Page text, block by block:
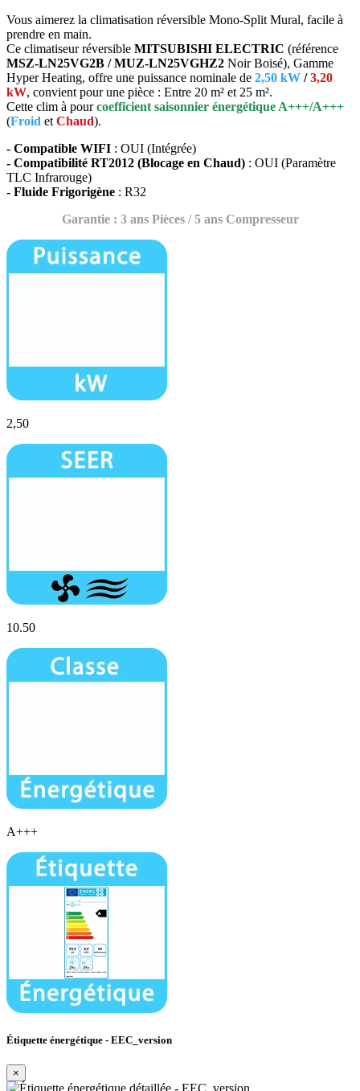
Vous aimerez la climatisation réversible Mono-Split Mural, facile à
prendre en main.
Ce climatiseur réversible MITSUBISHI ELECTRIC (référence
MSZ-LN25VG2B / MUZ-LN25VGHZ2 Noir Boisé), Gamme
Hyper Heating, offre une puissance nominale de 2,50 kW /3,20
kW, convient pour une pièce : Entre 20 m² et 25 m².
Cette clim à pourcoefficient saisonnier énergétique A+++/A+++
(Froid et Chaud).
- Compatible WIFI : OUI (Intégrée)
- Compatibilité RT2012 (Blocage en Chaud) : OUI (Paramètre
TLC Infrarouge)
- Fluide Frigorigène : R32
Garantie : 3 ans Pièces / 5 ans Compresseur
2,50
10.50
A+++
Étiquette énergétique - EEC_version
×